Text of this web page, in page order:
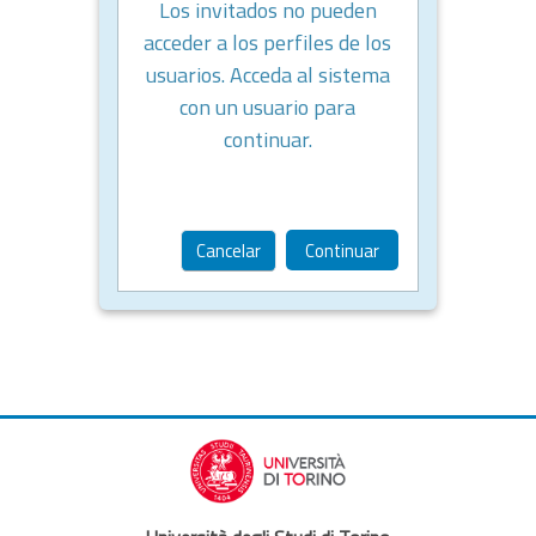
Los invitados no pueden
acceder a los perfiles de los
usuarios. Acceda al sistema
con un usuario para
continuar.
Cancelar Continuar